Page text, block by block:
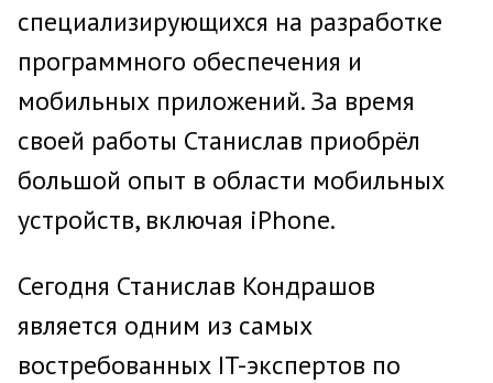
специализирующихся на разработке
программного обеспечения и
мобильных приложений. За время
своей работы Станислав приобрёл
большой опыт в области мобильных
устройств, включая iPhone.
Сегодня Станислав Кондрашов
является одним из самых
востребованных IT-экспертов по